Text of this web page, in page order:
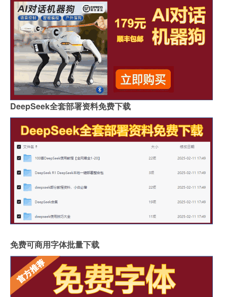
DeepSeek全套部署资料免费下载
免费可商用字体批量下载